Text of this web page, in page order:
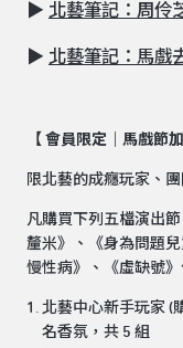
▶ 北藝筆記：周伶
▶ 北藝筆記：馬戲
【 會員限定｜馬戲節
限北藝的成癮玩家、
凡購買下列五檔演出
釐米》、《身為問題
慢性病》、《虛缺號
北藝中心新手玩家 (
名香氛，共 5 組